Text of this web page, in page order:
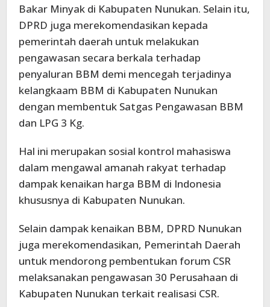
Bakar Minyak di Kabupaten Nunukan. Selain itu,
DPRD juga merekomendasikan kepada
pemerintah daerah untuk melakukan
pengawasan secara berkala terhadap
penyaluran BBM demi mencegah terjadinya
kelangkaam BBM di Kabupaten Nunukan
dengan membentuk Satgas Pengawasan BBM
dan LPG 3 Kg.
Hal ini merupakan sosial kontrol mahasiswa
dalam mengawal amanah rakyat terhadap
dampak kenaikan harga BBM di Indonesia
khususnya di Kabupaten Nunukan.
Selain dampak kenaikan BBM, DPRD Nunukan
juga merekomendasikan, Pemerintah Daerah
untuk mendorong pembentukan forum CSR
melaksanakan pengawasan 30 Perusahaan di
Kabupaten Nunukan terkait realisasi CSR.